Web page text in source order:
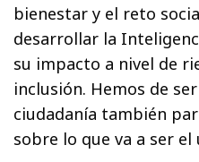
bienestar y el reto
desarrollar la
su impacto a nivel de
inclusión. Hemos de
ciudadanía también
sobre lo que va a ser el